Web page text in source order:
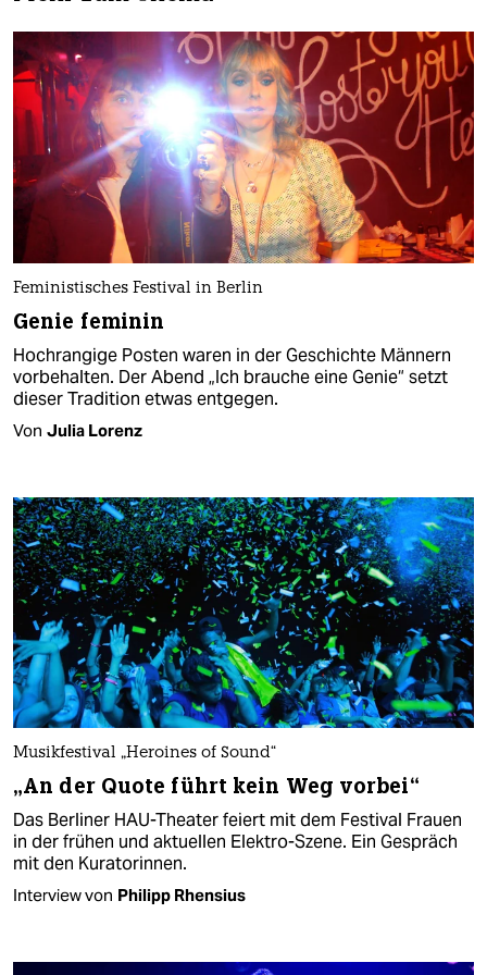
Feministisches Festival in Berlin
Genie feminin
Hochrangige Posten waren in der Geschichte Männern
vorbehalten. Der Abend „Ich brauche eine Genie“ setzt
dieser Tradition etwas entgegen.
Von Julia Lorenz
Musikfestival „Heroines of Sound“
„An der Quote führt kein Weg vorbei“
Das Berliner HAU-Theater feiert mit dem Festival Frauen
in der frühen und aktuellen Elektro-Szene. Ein Gespräch
mit den Kuratorinnen.
Interview von Philipp Rhensius